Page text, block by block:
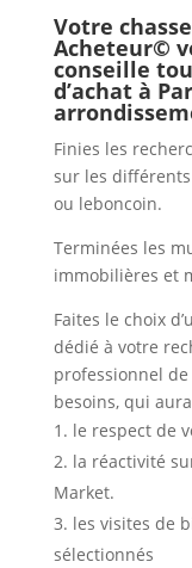
Votre
Acheteur©
conseille
d’achat à
Finies les
sur les
ou leboncoin.
Terminées les
immobilières et
Faites le choix
dédié à votre
professionnel de
besoins, qui
le respect de
la réactivité
Market.
les visites de
sélectionnés